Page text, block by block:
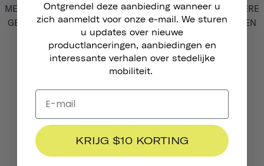
MET HUN RETRO-GEÏNSPIREERDE STIJL EN LUIDE, HELDERE
GELUID ZULLEN ONZE FIETSBELLEN ALLE HOOFDEN DOEN
OMDRAAIEN OP DE WEG.
Ontgrendel deze aanbieding wanneer u
zich aanmeldt voor onze e-mail. We sturen
u updates over nieuwe
productlanceringen, aanbiedingen en
interessante verhalen over stedelijke
mobiliteit.
KRIJG $10 KORTING